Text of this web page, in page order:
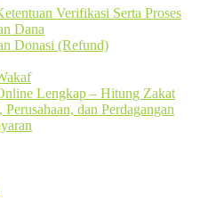
Verifikasi Serta Proses
Dana
Donasi (Refund)
Lengkap – Hitung Zakat
dan Perdagangan